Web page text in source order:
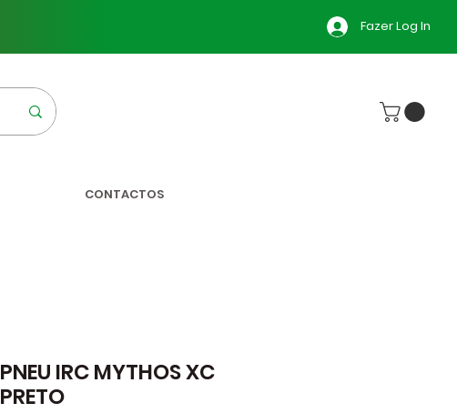
Fazer Log In
CONTACTOS
PNEU IRC MYTHOS XC
PRETO